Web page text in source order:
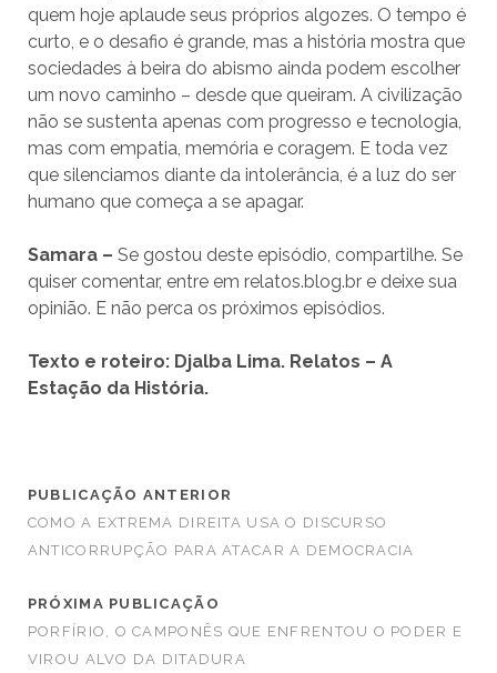
quem hoje aplaude seus próprios algozes. O tempo é
curto, e o desafio é grande, mas a história mostra que
sociedades à beira do abismo ainda podem escolher
um novo caminho – desde que queiram. A civilização
não se sustenta apenas com progresso e tecnologia,
mas com empatia, memória e coragem. E toda vez
que silenciamos diante da intolerância, é a luz do ser
humano que começa a se apagar.
Samara – Se gostou deste episódio, compartilhe. Se
quiser comentar, entre em relatos.blog.br e deixe sua
opinião. E não perca os próximos episódios.
Texto e roteiro: Djalba Lima. Relatos – A
Estação da História.
PUBLICAÇÃO ANTERIOR
COMO A EXTREMA DIREITA USA O DISCURSO
ANTICORRUPÇÃO PARA ATACAR A DEMOCRACIA
PRÓXIMA PUBLICAÇÃO
PORFÍRIO, O CAMPONÊS QUE ENFRENTOU O PODER E
VIROU ALVO DA DITADURA